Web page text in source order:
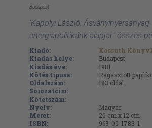
Budapest
'Kapolyi László:
energiapolitikánk alapjai ' összes
Kiadó:
Kossuth
Kiadás helye:
Budapest
Kiadás éve:
1981
Kötés típusa:
Ragasztott
Oldalszám:
183 oldal
Sorozatcím:
Kötetszám:
Nyelv:
Magyar
Méret:
20 cm x 12 cm
ISBN:
963-09-1783-1